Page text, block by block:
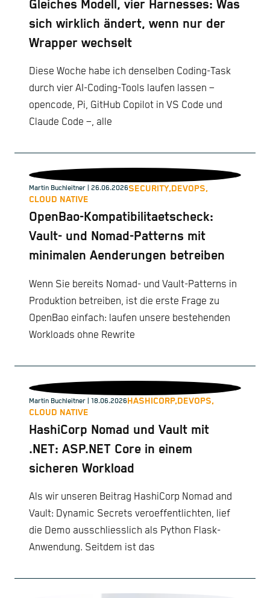
Gleiches Modell, vier Harnesses: Was
sich wirklich ändert, wenn nur der
Wrapper wechselt
Diese Woche habe ich denselben Coding-Task
durch vier AI-Coding-Tools laufen lassen –
opencode, Pi, GitHub Copilot in VS Code und
Claude Code –, alle
Martin Buchleitner | 26.06.2026SECURITY,DEVOPS,
CLOUD NATIVE
OpenBao-Kompatibilitaetscheck:
Vault- und Nomad-Patterns mit
minimalen Aenderungen betreiben
Wenn Sie bereits Nomad- und Vault-Patterns in
Produktion betreiben, ist die erste Frage zu
OpenBao einfach: laufen unsere bestehenden
Workloads ohne Rewrite
Martin Buchleitner | 18.06.2026HASHICORP,DEVOPS,
CLOUD NATIVE
HashiCorp Nomad und Vault mit
.NET: ASP.NET Core in einem
sicheren Workload
Als wir unseren Beitrag HashiCorp Nomad and
Vault: Dynamic Secrets veroeffentlichten, lief
die Demo ausschliesslich als Python Flask-
Anwendung. Seitdem ist das